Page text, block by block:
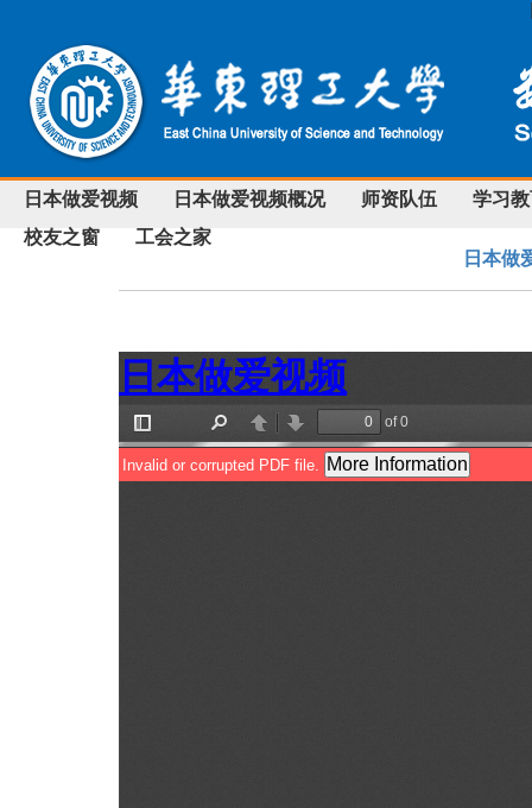
日本做爱视频 日本做爱视频概况 师资队伍
学习
校友之窗
工会之家
日本做